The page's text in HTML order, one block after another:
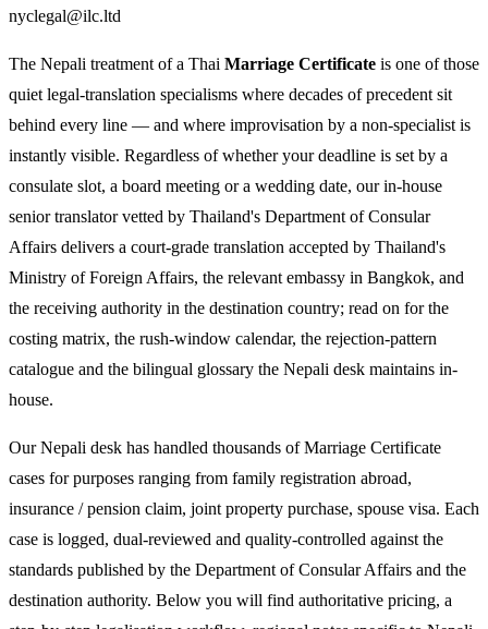
nyclegal@ilc.ltd
The Nepali treatment of a Thai Marriage Certificate is one of those
quiet legal-translation specialisms where decades of precedent sit
behind every line — and where improvisation by a non-specialist is
instantly visible. Regardless of whether your deadline is set by a
consulate slot, a board meeting or a wedding date, our in-house
senior translator vetted by Thailand's Department of Consular
Affairs delivers a court-grade translation accepted by Thailand's
Ministry of Foreign Affairs, the relevant embassy in Bangkok, and
the receiving authority in the destination country; read on for the
costing matrix, the rush-window calendar, the rejection-pattern
catalogue and the bilingual glossary the Nepali desk maintains in-
house.
Our Nepali desk has handled thousands of Marriage Certificate
cases for purposes ranging from family registration abroad,
insurance / pension claim, joint property purchase, spouse visa. Each
case is logged, dual-reviewed and quality-controlled against the
standards published by the Department of Consular Affairs and the
destination authority. Below you will find authoritative pricing, a